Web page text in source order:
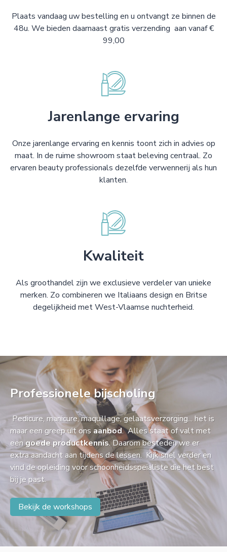
Plaats vandaag uw bestelling en u ontvangt ze binnen de
48u. We bieden daarnaast gratis verzending aan vanaf €
99,00
Jarenlange ervaring
Onze jarenlange ervaring en kennis toont zich in advies op
maat. In de ruime showroom staat beleving centraal. Zo
ervaren beauty professionals dezelfde verwennerij als hun
klanten.
Kwaliteit
Als groothandel zijn we exclusieve verdeler van unieke
merken. Zo combineren we Italiaans design en Britse
degelijkheid met West-Vlaamse nuchterheid.
Professionele bijscholing
Pedicure, manicure, maquillage, gelaatsverzorging... het is
maar een greep uit ons aanbod. Alles staat of valt met
eengoede productkennis. Daarom besteden we er
extra aandacht aan tijdens de lessen. Kijk snel verder en
vind de opleiding voor schoonheidsspeialiste die het best
bij je past.
Bekijk de workshops